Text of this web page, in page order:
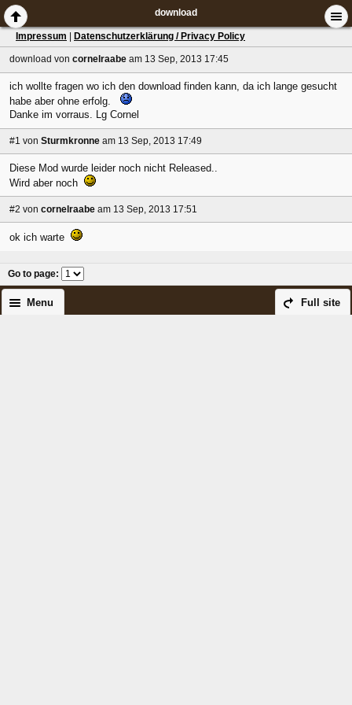
download
Impressum Datenschutzerklärung / Privacy Policy
download von cornelraabe am 13 Sep, 2013 17:45
ich wollte fragen wo ich den download finden kann, da ich lange gesucht
habe aber ohne erfolg.
Danke im vorraus. Lg Cornel
#1 von Sturmkronne am 13 Sep, 2013 17:49
Diese Mod wurde leider noch nicht Released..
Wird aber noch
#2 von cornelraabe am 13 Sep, 2013 17:51
ok ich warte
Go to page:
Full site
Menu